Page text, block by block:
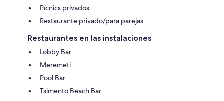
Pícnics privados
Restaurante privado/para parejas
Restaurantes en las instalaciones
Lobby Bar
Meremeti
Pool Bar
Tsimento Beach Bar